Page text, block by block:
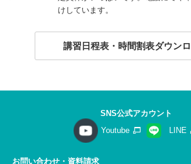
けしています。
講習日程表・時間割表ダウン
SNS公式アカウント
Youtube
LINE
お問い合わせ・資料請求